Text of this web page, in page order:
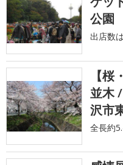
公園
出店数
【
並木
沢市
全長約